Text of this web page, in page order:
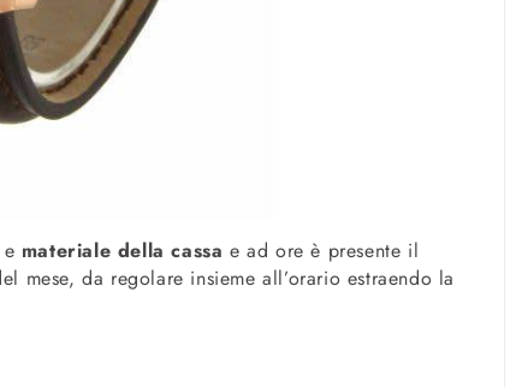
materiale della cassa e ad ore è presente il
da regolare insieme all’orario estraendo la